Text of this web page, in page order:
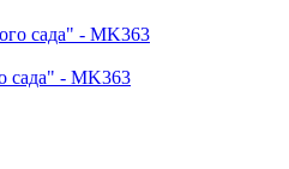
сада" - MK363